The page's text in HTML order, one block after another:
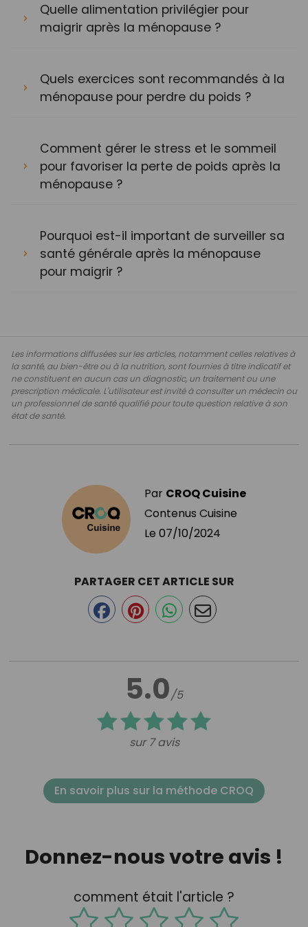
Quelle alimentation privilégier pour
maigrir après la ménopause ?
Quels exercices sont recommandés à la
ménopause pour perdre du poids ?
Comment gérer le stress et le sommeil
pour favoriser la perte de poids après la
ménopause ?
Pourquoi est-il important de surveiller sa
santé générale après la ménopause
pour maigrir ?
Les informations diffusées sur les articles, notamment celles relatives à
la santé, au bien-être ou à la nutrition, sont fournies à titre indicatif et
ne constituent en aucun cas un diagnostic, un traitement ou une
prescription médicale. L'utilisateur est invité à consulter un médecin ou
un professionnel de santé qualifié pour toute question relative à son
état de santé.
Par CROQ Cuisine
Contenus Cuisine
Le 07/10/2024
5.0/5
sur 7 avis
PARTAGER CET ARTICLE SUR
En savoir plus sur la méthode CROQ
Donnez-nous votre avis !
comment était l'article ?